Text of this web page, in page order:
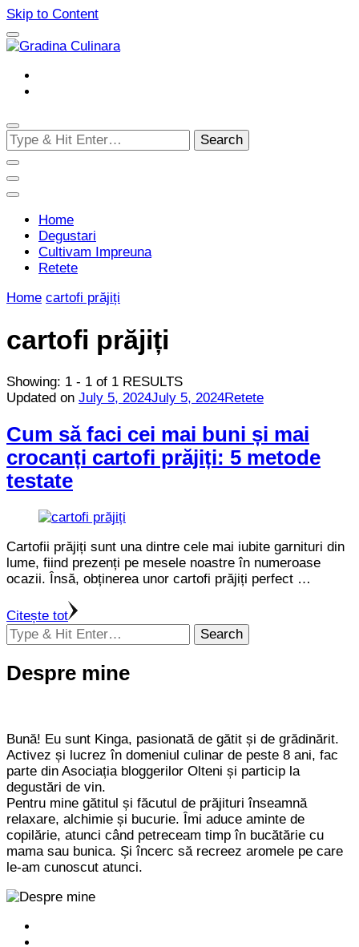
Skip to Content
Gradina Culinara
Cultivam retete delicioase
Looking
for
Something?
Home
Degustari
Cultivam Impreuna
Retete
Home cartofi prăjiți
cartofi prăjiți
Showing: 1 - 1 of 1 RESULTS
Updated on July 5, 2024July 5, 2024Retete
Cum să faci cei mai buni și mai
crocanți cartofi prăjiți: 5 metode
testate
Cartofii prăjiți sunt una dintre cele mai iubite garnituri din
lume, fiind prezenți pe mesele noastre în numeroase
ocazii. Însă, obținerea unor cartofi prăjiți perfect …
Citește tot
Looking
for
Something?
Despre mine
Bună! Eu sunt Kinga, pasionată de gătit și de grădinărit.
Activez și lucrez în domeniul culinar de peste 8 ani, fac
parte din Asociația bloggerilor Olteni și particip la
degustări de vin.
Pentru mine gătitul și făcutul de prăjituri înseamnă
relaxare, alchimie și bucurie. Îmi aduce aminte de
copilărie, atunci când petreceam timp în bucătărie cu
mama sau bunica. Și încerc să recreez aromele pe care
le-am cunoscut atunci.